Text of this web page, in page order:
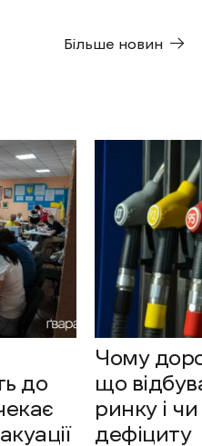
Більше новин
до
Чому
що
ринку і
дефіциту